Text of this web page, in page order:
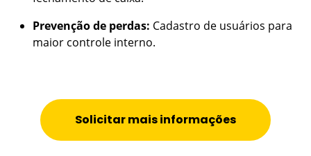
Prevenção de perdas: Cadastro de usuários para
maior controle interno.
Solicitar mais informações